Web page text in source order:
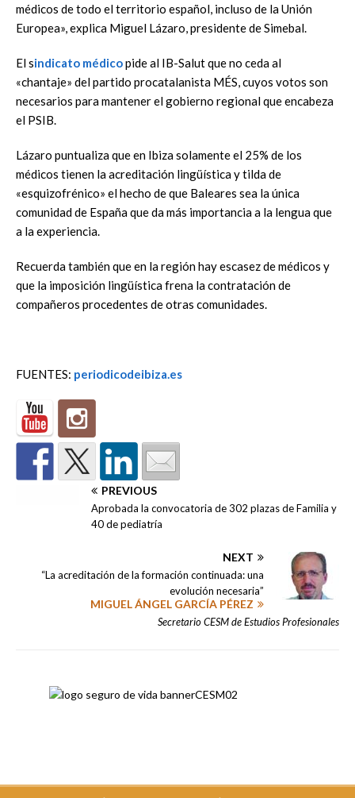
médicos de todo el territorio español, incluso de la Unión
Europea», explica Miguel Lázaro, presidente de Simebal.
El sindicato médicopide al IB-Salut que no ceda al
«chantaje» del partido procatalanista MÉS, cuyos votos son
necesarios para mantener el gobierno regional que encabeza
el PSIB.
Lázaro puntualiza que en Ibiza solamente el 25% de los
médicos tienen la acreditación lingüística y tilda de
«esquizofrénico» el hecho de que Baleares sea la única
comunidad de España que da más importancia a la lengua que
a la experiencia.
Recuerda también que en la región hay escasez de médicos y
que la imposición lingüística frena la contratación de
compañeros procedentes de otras comunidades.
FUENTES: periodicodeibiza.es
PREVIOUS
Aprobada la convocatoria de 302 plazas de Familia y
40 de pediatría
NEXT
“La acreditación de la formación continuada: una
evolución necesaria”
MIGUEL ÁNGEL GARCÍA PÉREZ
Secretario CESM de Estudios Profesionales